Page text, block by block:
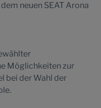
neuen SEAT Arona
Möglichkeiten zur
bei der Wahl der